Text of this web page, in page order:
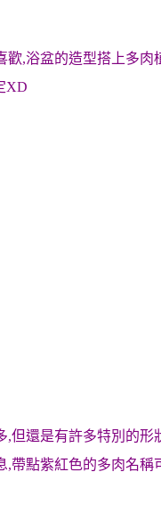
歡,浴盆的造型搭上多肉
XD
,但還是有許多特別的形
,帶點紫紅色的多肉名稱